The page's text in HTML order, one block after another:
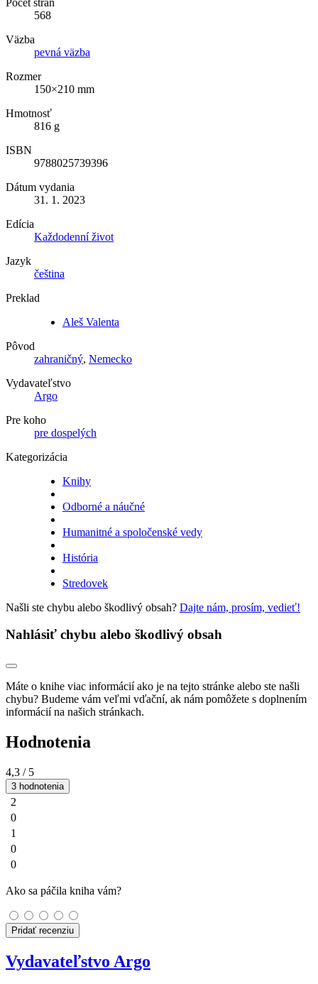
568
Väzba
pevná väzba
Rozmer
150×210 mm
Hmotnosť
816 g
ISBN
9788025739396
Dátum vydania
31. 1. 2023
Edícia
Každodenní život
Jazyk
čeština
Preklad
Aleš Valenta
Pôvod
zahraničný, Nemecko
Vydavateľstvo
Argo
Pre koho
pre dospelých
Kategorizácia
Knihy
Odborné a náučné
Humanitné a spoločenské vedy
História
Stredovek
Našli ste chybu alebo škodlivý obsah? Dajte nám, prosím, vedieť!
Nahlásiť chybu alebo škodlivý obsah
Máte o knihe viac informácií ako je na tejto stránke alebo ste našli
chybu? Budeme vám veľmi vďační, ak nám pomôžete s doplnením
informácií na našich stránkach.
Hodnotenia
4,3 / 5
3 hodnotenia
2
0
1
0
0
Ako sa páčila kniha vám?
Pridať recenziu
Vydavateľstvo Argo